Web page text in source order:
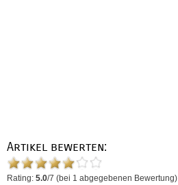
Artikel bewerten:
Rating: 5.0/7 (bei 1 abgegebenen Bewertung)